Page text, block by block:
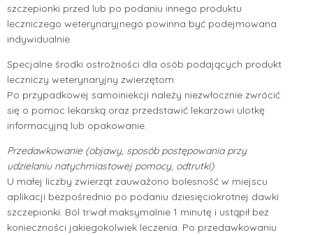
szczepionki przed lub po podaniu innego produktu
leczniczego weterynaryjnego powinna być podejmowana
indywidualnie.
Specjalne środki ostrożności dla osób podających produkt
leczniczy weterynaryjny zwierzętom
Po przypadkowej samoiniekcji należy niezwłocznie zwrócić
się o pomoc lekarską oraz przedstawić lekarzowi ulotkę
informacyjną lub opakowanie.
Przedawkowanie (objawy, sposób postępowania przy
udzielaniu natychmiastowej pomocy, odtrutki)
U małej liczby zwierząt zauważono bolesność w miejscu
aplikacji bezpośrednio po podaniu dziesięciokrotnej dawki
szczepionki. Ból trwał maksymalnie 1 minutę i ustąpił bez
konieczności jakiegokolwiek leczenia. Po przedawkowaniu